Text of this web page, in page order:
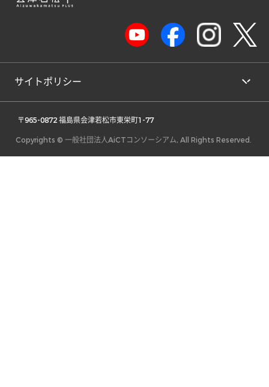
サイトポリシー
〒965-0872 福島県会津若松市東栄町1-77
Copyrights © 一般社団法人AiCTコンソーシアム, All Rights Reserved.